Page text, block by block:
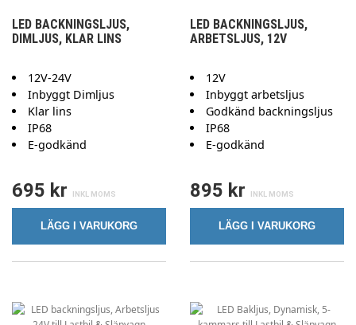
LED BACKNINGSLJUS,
DIMLJUS, KLAR LINS
12V-24V
Inbyggt Dimljus
Klar lins
IP68
E-godkänd
695 kr
LÄGG I VARUKORG
LED BACKNINGSLJUS,
ARBETSLJUS, 12V
12V
Inbyggt arbetsljus
Godkänd backningsljus
IP68
E-godkänd
895 kr
LÄGG I VARUKORG